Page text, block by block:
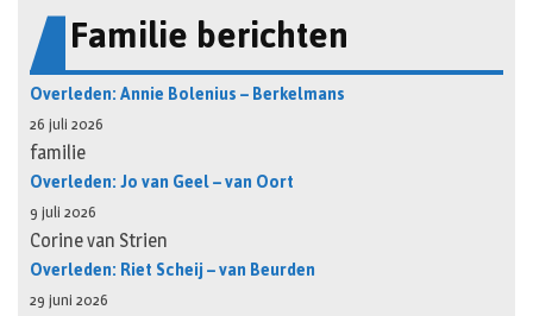
Familie berichten
Overleden: Annie Bolenius – Berkelmans
26 juli 2026
familie
Overleden: Jo van Geel – van Oort
9 juli 2026
Corine van Strien
Overleden: Riet Scheij – van Beurden
29 juni 2026